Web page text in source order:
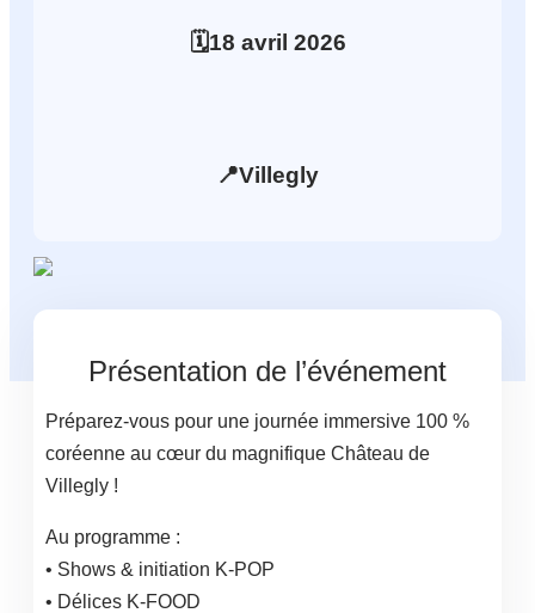
🗓️18 avril 2026
📍Villegly
Présentation de l’événement
Préparez-vous pour une journée immersive 100 %
coréenne au cœur du magnifique Château de
Villegly !
Au programme :
• Shows & initiation K-POP
• Délices K-FOOD